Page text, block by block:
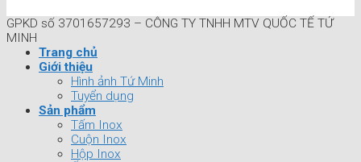
GPKD số 3701657293 – CÔNG TY TNHH MTV QUỐC TẾ TỨ
MINH
Trang chủ
Giới thiệu
Hình ảnh Tứ Minh
Tuyển dụng
Sản phẩm
Tấm Inox
Cuộn Inox
Hộp Inox